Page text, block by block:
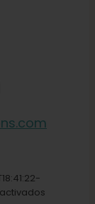
:41:22-